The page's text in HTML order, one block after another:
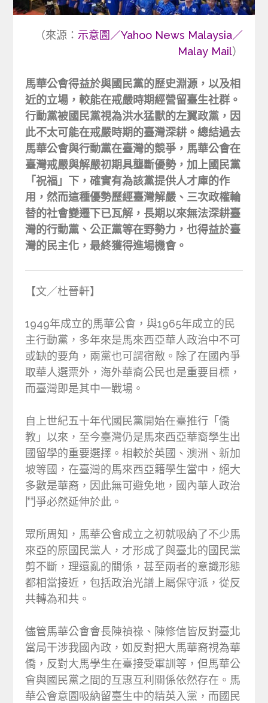
（來源： 示意圖／Yahoo News Malaysia／
Malay Mail）
馬華公會得益於與國民黨的歷史淵源，以及相
近的立場，較能在戒嚴時期經營留臺生社群。
行動黨被國民黨視為洪水猛獸的左翼政黨，因
此不太可能在戒嚴時期的臺灣深耕。總結過去
馬華公會與行動黨在臺灣的競爭，馬華公會在
臺灣戒嚴與解嚴初期具壟斷優勢，加上國民黨
「祝福」下，確實有為該黨提供人才庫的作
用，然而這種優勢歷經臺灣解嚴、三次政權輪
替的社會變遷下已瓦解，長期以來無法深耕臺
灣的行動黨、公正黨等在野勢力，也得益於臺
灣的民主化，最終獲得進場機會。
【文／杜晉軒】
1949年成立的馬華公會，與1965年成立的民
主行動黨，多年來是馬來西亞華人政治中不可
或缺的要角，兩黨也可謂宿敵。除了在國內爭
取華人選票外，海外華裔公民也是重要目標，
而臺灣即是其中一戰場。
自上世紀五十年代國民黨開始在臺推行「僑
教」以來，至今臺灣仍是馬來西亞華裔學生出
國留學的重要選擇。相較於英國、澳洲、新加
坡等國，在臺灣的馬來西亞籍學生當中，絕大
多數是華裔，因此無可避免地，國內華人政治
鬥爭必然延伸於此。
眾所周知，馬華公會成立之初就吸納了不少馬
來亞的原國民黨人，才形成了與臺北的國民黨
剪不斷，理還亂的關係，甚至兩者的意識形態
都相當接近，包括政治光譜上屬保守派，從反
共轉為和共。
儘管馬華公會會長陳禎祿、陳修信皆反對臺北
當局干涉我國內政，如反對把大馬華裔視為華
僑，反對大馬學生在臺接受軍訓等，但馬華公
會與國民黨之間的互惠互利關係依然存在。馬
華公會意圖吸納留臺生中的精英入黨，而國民